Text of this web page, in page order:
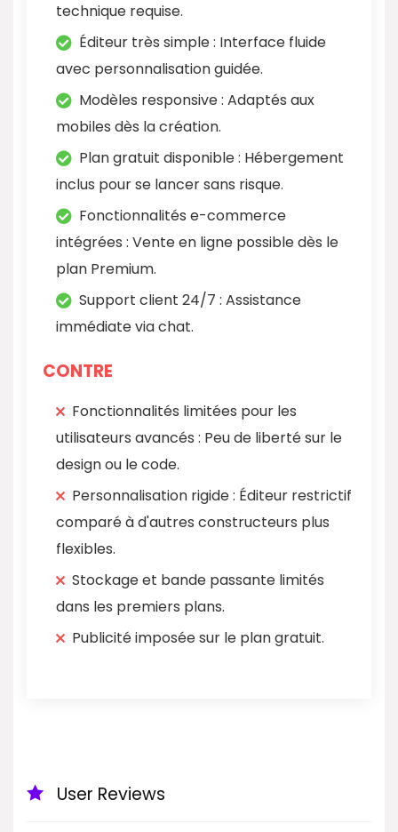
technique requise.
Éditeur très simple : Interface fluide
avec personnalisation guidée.
Modèles responsive : Adaptés aux
mobiles dès la création.
Plan gratuit disponible : Hébergement
inclus pour se lancer sans risque.
Fonctionnalités e-commerce
intégrées : Vente en ligne possible dès le
plan Premium.
Support client 24/7 : Assistance
immédiate via chat.
CONTRE
Fonctionnalités limitées pour les
utilisateurs avancés : Peu de liberté sur le
design ou le code.
Personnalisation rigide : Éditeur restrictif
comparé à d'autres constructeurs plus
flexibles.
Stockage et bande passante limités
dans les premiers plans.
Publicité imposée sur le plan gratuit.
User Reviews